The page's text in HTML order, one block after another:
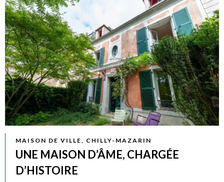
MAISON DE VILLE, CHILLY-MAZARIN
UNE MAISON D’ÂME, CHARGÉE
D’HISTOIRE